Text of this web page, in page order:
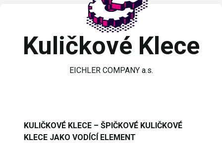
Kuličkové Klece
EICHLER COMPANY a.s.
KULIČKOVÉ KLECE – ŠPIČKOVÉ KULIČKOVÉ
KLECE JAKO VODÍCÍ ELEMENT